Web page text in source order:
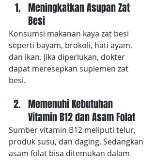
Meningkatkan Asupan Zat
Besi
Konsumsi makanan kaya zat besi
seperti bayam, brokoli, hati ayam,
dan ikan. Jika diperlukan, dokter
dapat meresepkan suplemen zat
besi.
Memenuhi Kebutuhan
Vitamin B12 dan Asam Folat
Sumber vitamin B12 meliputi telur,
produk susu, dan daging. Sedangkan
asam folat bisa ditemukan dalam